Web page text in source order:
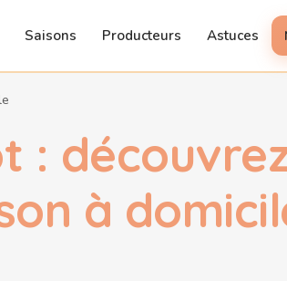
Saisons Producteurs Astuces
:
à